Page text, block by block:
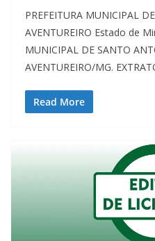
PREFEITURA MUNICIPAL
AVENTUREIRO Estado de
MUNICIPAL DE SANTO
AVENTUREIRO/MG.
Read More